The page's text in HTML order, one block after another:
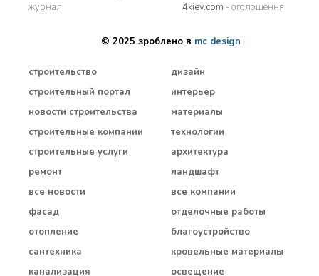
журнал
4kiev.com - оголошення
© 2025 зроблено в mc design
строительство
строительный портал
новости строительства
строительные компании
строительные услуги
ремонт
все новости
дизайн
интерьер
материалы
технологии
архитектура
ландшафт
все компании
фасад
отопление
сантехника
канализация
отделочные работы
благоустройство
кровельные материалы
освещение